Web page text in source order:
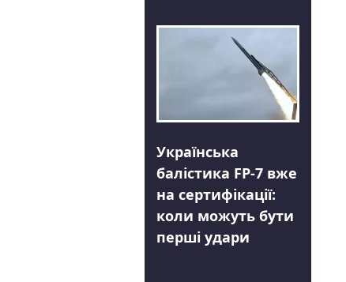
Українська
балістика FP-7 вже
на сертифікації:
коли можуть бути
перші удари